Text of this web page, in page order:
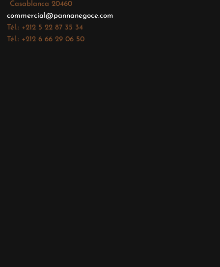
Casablanca 20460
commercial@pannanegoce.com
Tél.: +212 5 22 87 35 34
Tél.: +212 6 66 29 06 50